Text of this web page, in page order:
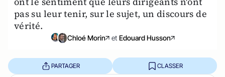
pas su leur tenir, sur le sujet, un discours de
vérité.
Chloé Morin et Edouard Husson
PARTAGER CLASSER